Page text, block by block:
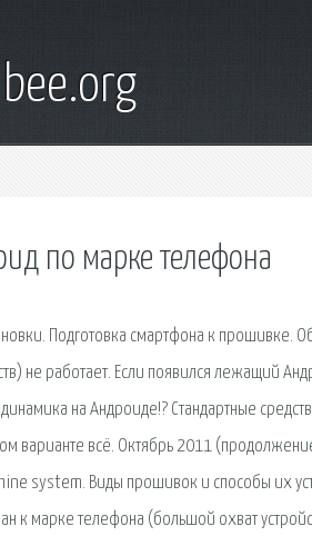
по марке телефона
Подготовка смартфона к прошивке.
не работает. Если появился лежащий
на Андроиде!? Стандартные
варианте всё. Октябрь 2011
system. Виды прошивок и способы их
к марке телефона (большой охват